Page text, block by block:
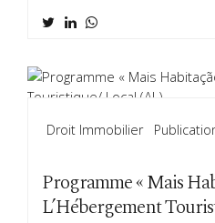
Droit Immobilier
Programme « Mais
L’Hébergement